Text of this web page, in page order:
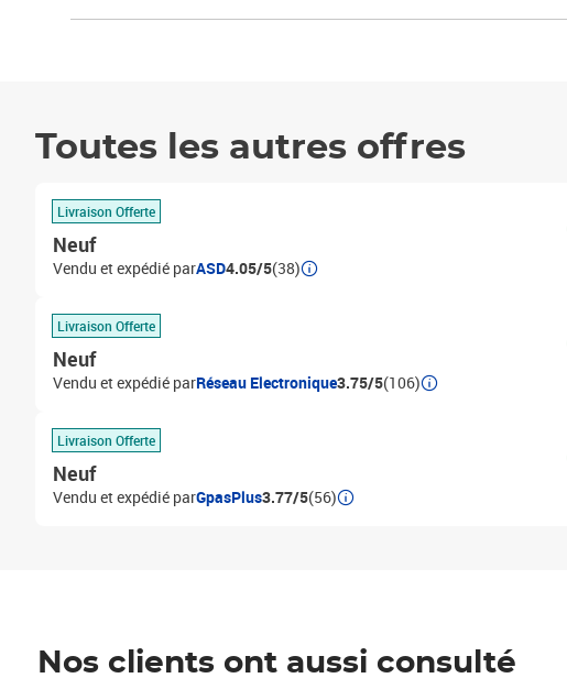
Toutes les autres offres
Livraison Offerte
Neuf
Vendu et expédié parASD4.05/5(38)
Livraison Offerte
Neuf
Vendu et expédié parRéseau Electronique3.75/5(106)
Livraison Offerte
Neuf
Vendu et expédié parGpasPlus3.77/5(56)
Nos clients ont aussi consulté